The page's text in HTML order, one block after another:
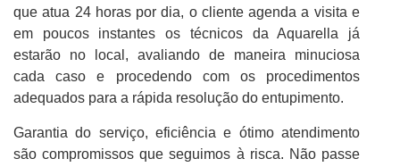
que atua 24 horas por dia, o cliente agenda a visita e
em poucos instantes os técnicos da Aquarella já
estarão no local, avaliando de maneira minuciosa
cada caso e procedendo com os procedimentos
adequados para a rápida resolução do entupimento.
Garantia do serviço, eficiência e ótimo atendimento
são compromissos que seguimos à risca. Não passe